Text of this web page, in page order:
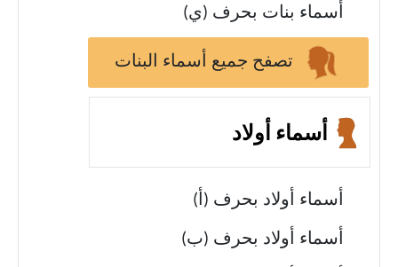
أسماء بنات بحرف (ي)
تصفح جميع أسماء البنات
أسماء أولاد
أسماء أولاد بحرف (أ)
أسماء أولاد بحرف (ب)